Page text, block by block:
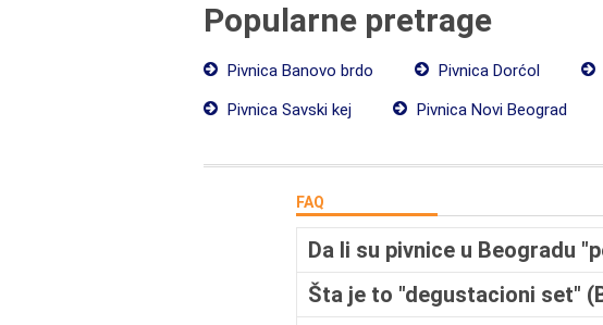
Popularne pretrage
Pivnica Banovo brdo Pivnica Dorćol
Pivnica Savski kej
Pivnica Novi Beograd
FAQ
Da li su pivnice u Beogradu
Šta je to "degustacioni set"